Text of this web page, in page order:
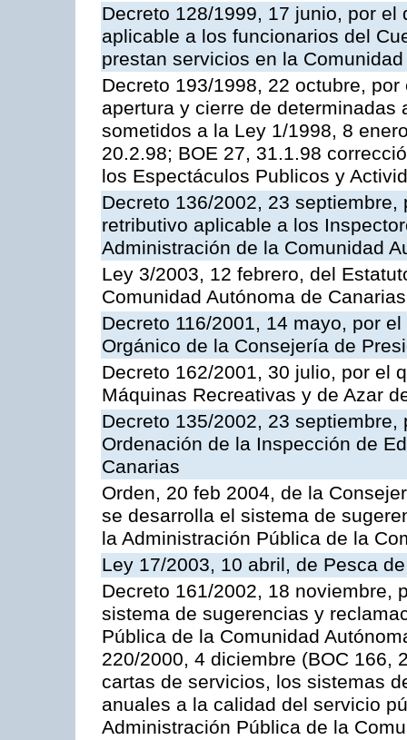
Decreto 128/1999, 17 junio, por
aplicable a los funcionarios del
prestan servicios en la
Decreto 193/1998, 22 octubre,
apertura y cierre de
sometidos a la Ley 1/1998, 8
20.2.98; BOE 27, 31.1.98
los Espectáculos Publicos y
Decreto 136/2002, 23
retributivo aplicable a los
Administración de la Comunidad
Ley 3/2003, 12 febrero, del
Comunidad Autónoma de Canarias
Decreto 116/2001, 14 mayo, por
Orgánico de la Consejería de
Decreto 162/2001, 30 julio, por el
Máquinas Recreativas y de Azar
Decreto 135/2002, 23
Ordenación de la Inspección de
Canarias
Orden, 20 feb 2004, de la
se desarrolla el sistema de
la Administración Pública de la
Ley 17/2003, 10 abril, de Pesca
Decreto 161/2002, 18 noviembre,
sistema de sugerencias y
Pública de la Comunidad
220/2000, 4 diciembre (BOC 166,
cartas de servicios, los sistemas
anuales a la calidad del servicio
Administración Pública de la